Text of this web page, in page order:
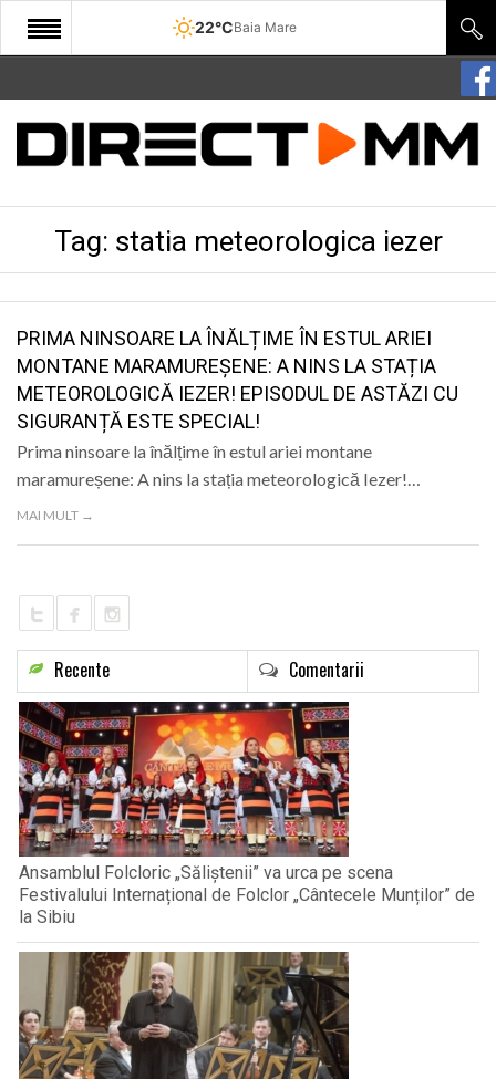
22°CBaia Mare
START
COMUNITATE
CULTURA
SANATATE
SPORT
SPECIAL
LIFE
Tag: statia meteorologica iezer
PRIMA NINSOARE LA ÎNĂLȚIME ÎN ESTUL ARIEI
MONTANE MARAMUREȘENE: A NINS LA STAȚIA
METEOROLOGICĂ IEZER! EPISODUL DE ASTĂZI CU
SIGURANȚĂ ESTE SPECIAL!
Prima ninsoare la înălțime în estul ariei montane
maramureșene: A nins la stația meteorologică Iezer!…
MAI MULT →
Recente Comentarii
Ansamblul Folcloric „Săliștenii” va urca pe scena
Festivalului Internațional de Folclor „Cântecele Munților” de
la Sibiu